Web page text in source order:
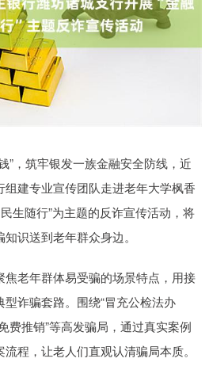
”，筑牢银发一族金融安全防线，近
组建专业宣传团队走进老年大学枫香
生随行”为主题的反诈宣传活动，将
识送到老年群众身边。
老年群体易受骗的场景特点，用接
诈骗套路。围绕“冒充公检法办
费推销”等高发骗局，通过真实案例
程，让老人们直观认清骗局本质。